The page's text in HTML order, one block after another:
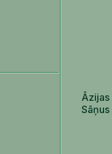
Āzijas